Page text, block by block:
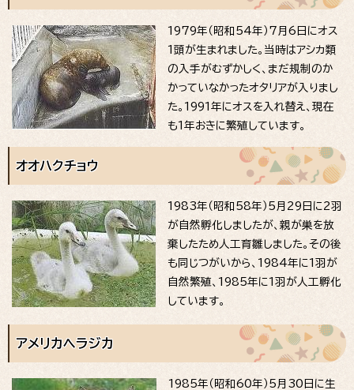
1979年（昭和54年）7月6日にオス
1頭が生まれました。当時はアシカ類
の入手がむずかしく、まだ規制のか
かっていなかったオタリアが入りまし
た。1991年にオスを入れ替え、現在
も1年おきに繁殖しています。
オオハクチョウ
1983年（昭和58年）5月29日に2羽
が自然孵化しましたが、親が巣を放
棄したため人工育雛しました。その後
も同じつがいから、1984年に1羽が
自然繁殖、1985年に1羽が人工孵化
しています。
アメリカヘラジカ
1985年（昭和60年）5月30日に生